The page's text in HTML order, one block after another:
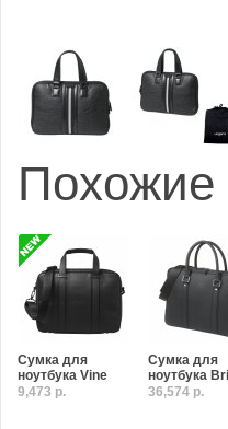
Похожие
Сумка для
ноутбука Vine
9,473 р.
Сумка для
ноутбука
36,574 р.